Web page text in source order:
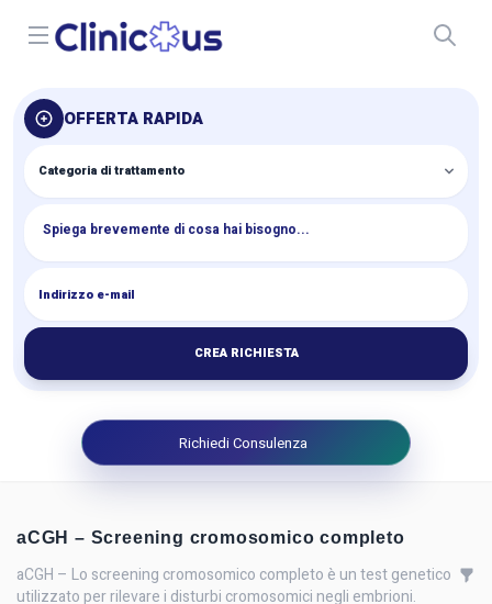
Open menu
OFFERTA RAPIDA
CREA RICHIESTA
Richiedi Consulenza
aCGH – Screening cromosomico completo
aCGH – Lo screening cromosomico completo è un test genetico
utilizzato per rilevare i disturbi cromosomici negli embrioni.